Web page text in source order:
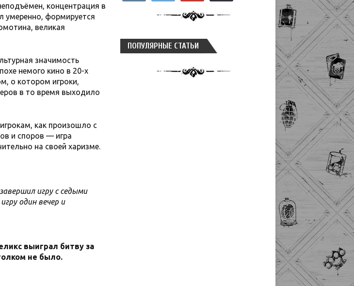
концентрация в
умеренно, формируется
великая
значимость
немого кино в 20-х
о котором игроки,
в то время выходило
как произошло с
и споров — игра
на своей харизме.
игру с седыми
один вечер и
выиграл битву за
не было.
ПОПУЛЯРНЫЕ СТАТЬИ